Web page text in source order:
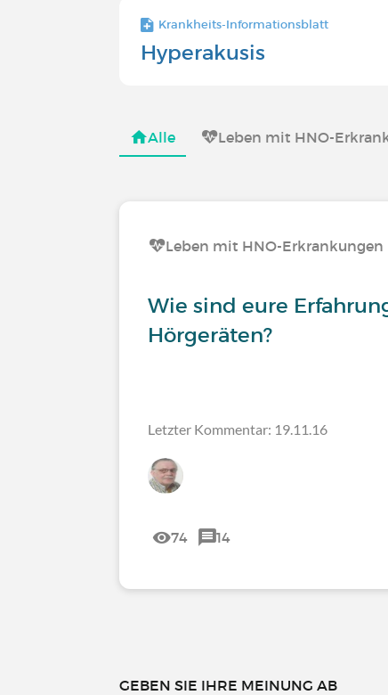
Krankheits-Informationsblatt
Hyperakusis
Alle Leben mit HNO-
Leben mit HNO-Erkrankungen
Wie sind eure
Hörgeräten?
Letzter Kommentar: 19.11.16
74 14
GEBEN SIE IHRE MEINUNG AB